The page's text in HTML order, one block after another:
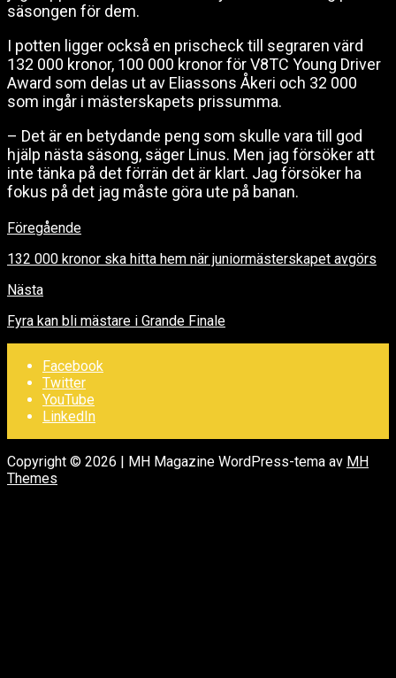
säsongen för dem.
I potten ligger också en prischeck till segraren värd
132 000 kronor, 100 000 kronor för V8TC Young Driver
Award som delas ut av Eliassons Åkeri och 32 000
som ingår i mästerskapets prissumma.
– Det är en betydande peng som skulle vara till god
hjälp nästa säsong, säger Linus. Men jag försöker att
inte tänka på det förrän det är klart. Jag försöker ha
fokus på det jag måste göra ute på banan.
Föregående
132 000 kronor ska hitta hem när juniormästerskapet avgörs
Nästa
Fyra kan bli mästare i Grande Finale
Facebook
Twitter
YouTube
LinkedIn
Copyright © 2026 | MH Magazine WordPress-tema av MH
Themes